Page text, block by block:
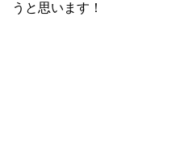
うと思います！